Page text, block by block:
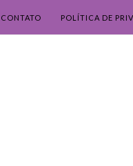
CONTATO POLÍTICA DE